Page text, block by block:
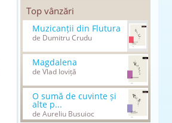
Top vânzări
Muzicanții din Flutura
de Dumitru Crudu
Magdalena
de Vlad Ioviță
O sumă de cuvinte și
alte p...
de Aureliu Busuioc